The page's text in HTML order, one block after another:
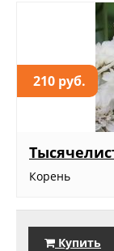
210 руб.
Корень
Купить